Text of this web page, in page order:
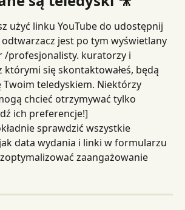
użyć linku YouTube do udostępnij
jest po tym wyświetlany
/profesjonalisty. kuratorzy i
którymi się skontaktowałeś, będą
Twoim teledyskiem. Niektórzy
chcieć otrzymywać tylko
ich preferencje!]
sprawdzić wszystkie
data wydania i linki w formularzu
zaangażowanie